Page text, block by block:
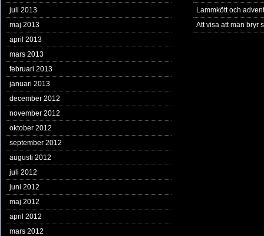
juli 2013
maj 2013
april 2013
mars 2013
februari 2013
januari 2013
december 2012
november 2012
oktober 2012
september 2012
augusti 2012
juli 2012
juni 2012
maj 2012
april 2012
mars 2012
Lammkött och
Att visa att man bryr